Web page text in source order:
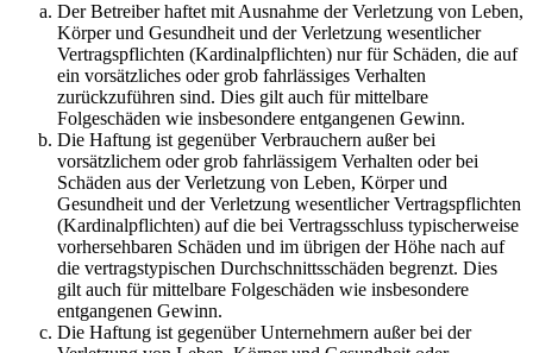
Der Betreiber haftet mit Ausnahme der Verletzung von Leben,
Körper und Gesundheit und der Verletzung wesentlicher
Vertragspflichten (Kardinalpflichten) nur für Schäden, die auf
ein vorsätzliches oder grob fahrlässiges Verhalten
zurückzuführen sind. Dies gilt auch für mittelbare
Folgeschäden wie insbesondere entgangenen Gewinn.
Die Haftung ist gegenüber Verbrauchern außer bei
vorsätzlichem oder grob fahrlässigem Verhalten oder bei
Schäden aus der Verletzung von Leben, Körper und
Gesundheit und der Verletzung wesentlicher Vertragspflichten
(Kardinalpflichten) auf die bei Vertragsschluss typischerweise
vorhersehbaren Schäden und im übrigen der Höhe nach auf
die vertragstypischen Durchschnittsschäden begrenzt. Dies
gilt auch für mittelbare Folgeschäden wie insbesondere
entgangenen Gewinn.
Die Haftung ist gegenüber Unternehmern außer bei der